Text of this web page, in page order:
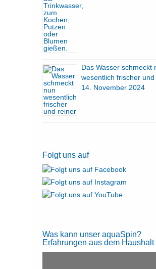
Das Wasser schmeckt
wesentlich frischer
14. November 2024
Folgt uns auf
Was kann unser aquaSpin?
Erfahrungen aus dem Haushalt